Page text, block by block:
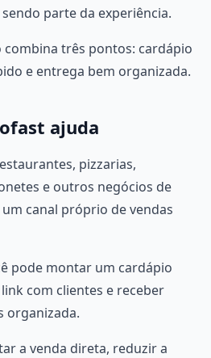
parte da experiência.
três pontos: cardápio
e entrega bem organizada.
ajuda
pizzarias,
e outros negócios de
canal próprio de vendas
pode montar um cardápio
com clientes e receber
organizada.
a venda direta, reduzir a